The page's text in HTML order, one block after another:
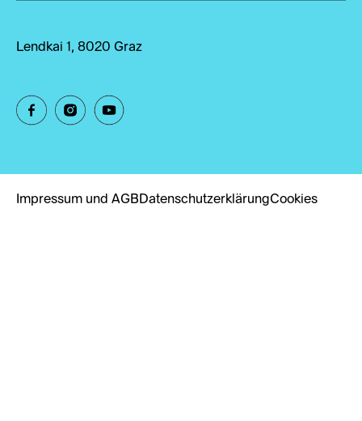
Lendkai 1, 8020 Graz
Impressum und AGBDatenschutzerklärungCookies